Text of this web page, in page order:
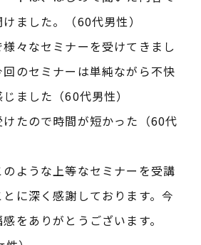
ました。（60代男性）
様々なセミナーを受けてきまし
回のセミナーは単純ながら不快
ました（60代男性）
けたので時間が短かった（60代
ような上等なセミナーを受講
とに深く感謝しております。今
をありがとうございます。